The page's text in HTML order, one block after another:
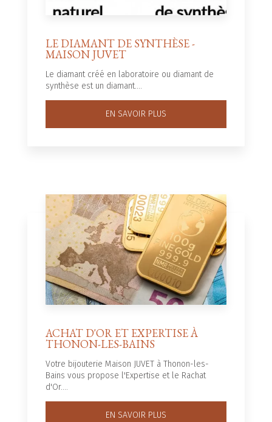
LE DIAMANT DE SYNTHÈSE -
MAISON JUVET
Le diamant créé en laboratoire ou diamant de
synthèse est un diamant....
EN SAVOIR PLUS
ACHAT D'OR ET EXPERTISE À
THONON-LES-BAINS
Votre bijouterie Maison JUVET à Thonon-les-
Bains vous propose l'Expertise et le Rachat
d'Or....
EN SAVOIR PLUS